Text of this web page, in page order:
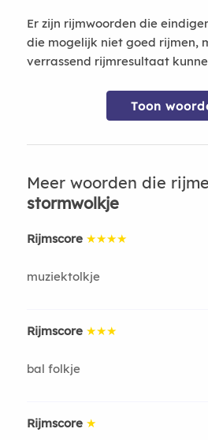
Er zijn rijmwoorden die
die mogelijk niet goed rijmen,
verrassend rijmresultaat
Toon
Meer woorden die
stormwolkje
Rijmscore ★★★★
muziektolkje
Rijmscore ★★★
bal folkje
Rijmscore ★